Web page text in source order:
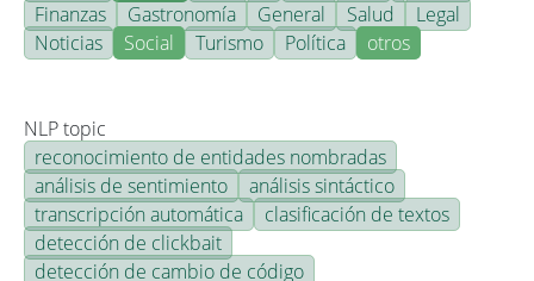
Finanzas
Gastronomía General Salud
Legal
Noticias
Social Turismo Política otros
NLP topic
reconocimiento de entidades nombradas
análisis de sentimiento
análisis sintáctico
transcripción automática
clasificación de textos
detección de clickbait
detección de cambio de código